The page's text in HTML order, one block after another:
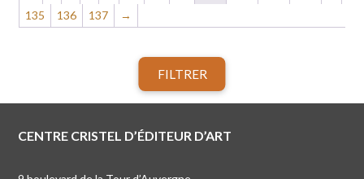
135
136 137 →
FILTRER
CENTRE CRISTEL D’ÉDITEUR D’ART